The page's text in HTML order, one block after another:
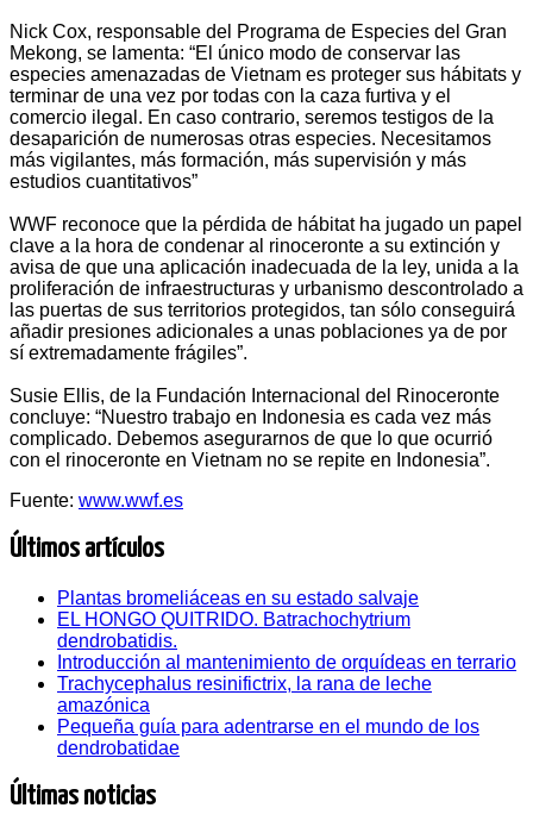
Nick Cox, responsable del Programa de Especies del Gran
Mekong, se lamenta: “El único modo de conservar las
especies amenazadas de Vietnam es proteger sus hábitats y
terminar de una vez por todas con la caza furtiva y el
comercio ilegal. En caso contrario, seremos testigos de la
desaparición de numerosas otras especies. Necesitamos
más vigilantes, más formación, más supervisión y más
estudios cuantitativos”
WWF reconoce que la pérdida de hábitat ha jugado un papel
clave a la hora de condenar al rinoceronte a su extinción y
avisa de que una aplicación inadecuada de la ley, unida a la
proliferación de infraestructuras y urbanismo descontrolado a
las puertas de sus territorios protegidos, tan sólo conseguirá
añadir presiones adicionales a unas poblaciones ya de por
sí extremadamente frágiles”.
Susie Ellis, de la Fundación Internacional del Rinoceronte
concluye: “Nuestro trabajo en Indonesia es cada vez más
complicado. Debemos asegurarnos de que lo que ocurrió
con el rinoceronte en Vietnam no se repite en Indonesia”.
Fuente: www.wwf.es
Últimos artículos
Plantas bromeliáceas en su estado salvaje
EL HONGO QUITRIDO. Batrachochytrium
dendrobatidis.
Introducción al mantenimiento de orquídeas en terrario
Trachycephalus resinifictrix, la rana de leche
amazónica
Pequeña guía para adentrarse en el mundo de los
dendrobatidae
Últimas noticias